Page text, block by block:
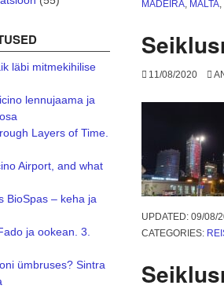
MADEIRA, MALTA,
11/08/2020
UPDATED: 09/08/
CATEGORIES:
läbi mitmekihilise
lennujaama ja
Layers of Time.
Airport, and what
BioSpas – keha ja
ja ookean. 3.
ümbruses? Sintra